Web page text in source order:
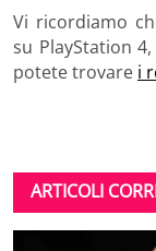
Vi ricordiamo
su PlayStation
potete trovare i
ARTICOLI